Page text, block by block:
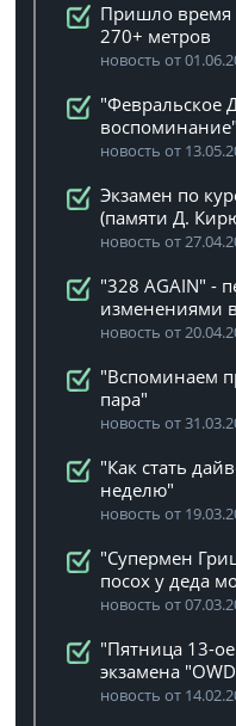
Пришло время
270+ метров
новость от
воспоминание"
новость от
Экзамен по
(памяти Д.
новость от
"328 AGAIN" -
изменениями
новость от
"Вспоминаем
пара"
новость от
"Как стать
неделю"
новость от
"Супермен
посох у деда
новость от
"Пятница 13-
экзамена
новость от